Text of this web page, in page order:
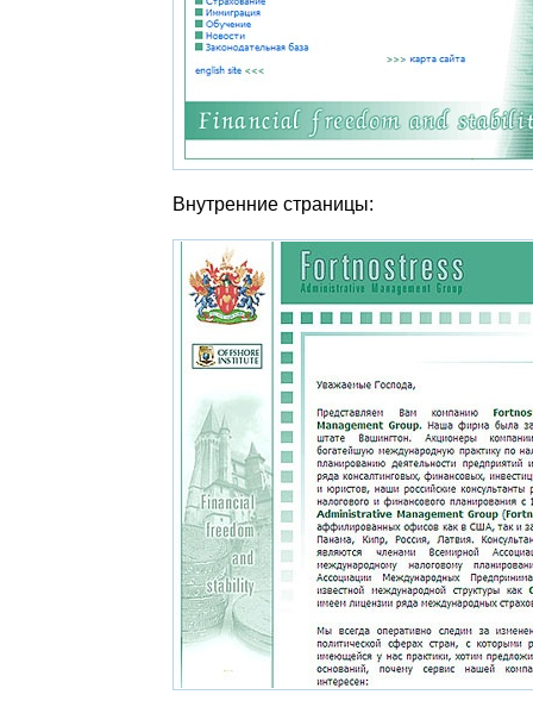
Внутренние страницы: